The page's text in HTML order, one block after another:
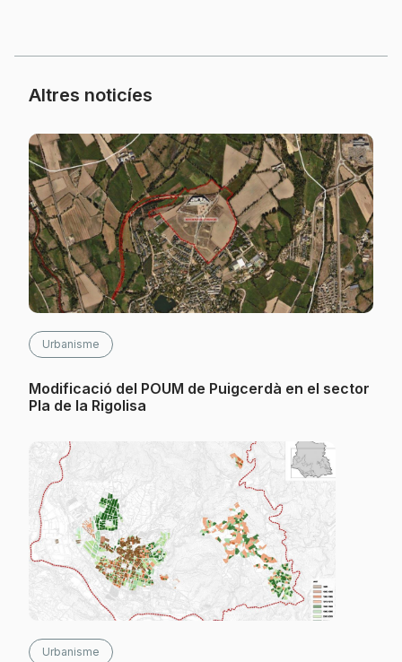
Altres noticíes
Urbanisme
Modificació del POUM de Puigcerdà en el sector
Pla de la Rigolisa
Urbanisme